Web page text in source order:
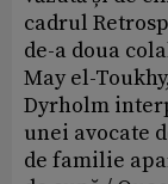
cadrul
de-a doua
May el-
Dyrholm
unei avocate
de familie